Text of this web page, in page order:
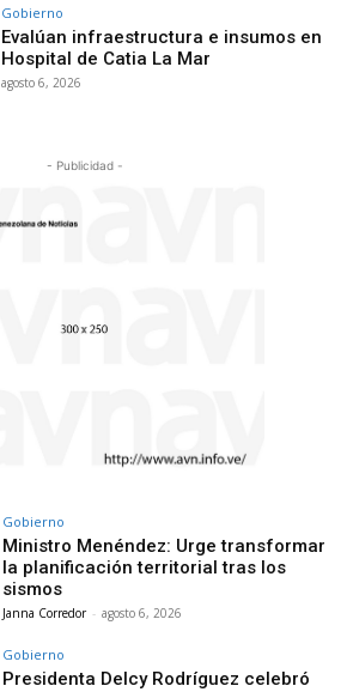
Gobierno
Evalúan infraestructura e insumos en
Hospital de Catia La Mar
agosto 6, 2026
- Publicidad -
Gobierno
Ministro Menéndez: Urge transformar
la planificación territorial tras los
sismos
Janna Corredor - agosto 6, 2026
Gobierno
Presidenta Delcy Rodríguez celebró